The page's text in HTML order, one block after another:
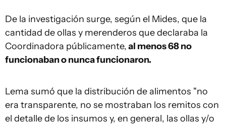
De la investigación surge, según el Mides, que la
cantidad de ollas y merenderos que declaraba la
Coordinadora públicamente,al menos 68 no
funcionaban o nunca funcionaron.
Lema sumó que la distribución de alimentos "no
era transparente, no se mostraban los remitos con
el detalle de los insumos y, en general, las ollas y/o